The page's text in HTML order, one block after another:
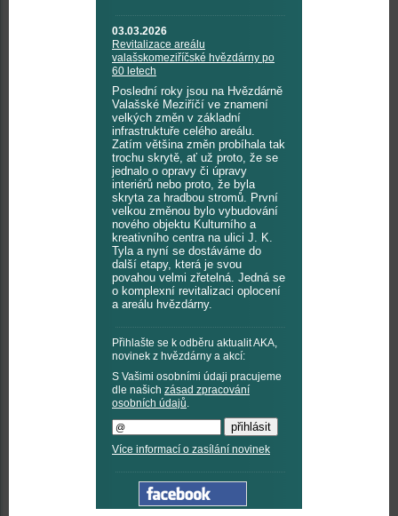
03.03.2026
Revitalizace areálu
valašskomeziříčské hvězdárny po
60 letech
Poslední roky jsou na Hvězdárně
Valašské Meziříčí ve znamení
velkých změn v základní
infrastruktuře celého areálu.
Zatím většina změn probíhala tak
trochu skrytě, ať už proto, že se
jednalo o opravy či úpravy
interiérů nebo proto, že byla
skryta za hradbou stromů. První
velkou změnou bylo vybudování
nového objektu Kulturního a
kreativního centra na ulici J. K.
Tyla a nyní se dostáváme do
další etapy, která je svou
povahou velmi zřetelná. Jedná se
o komplexní revitalizaci oplocení
a areálu hvězdárny.
Přihlašte se k odběru aktualit AKA,
novinek z hvězdárny a akcí:
S Vašimi osobními údaji pracujeme
dle našich zásad zpracování
osobních údajů.
Více informací o zasílání novinek